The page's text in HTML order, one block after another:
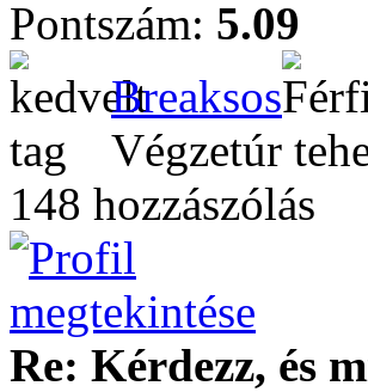
Pontszám: 5.09
Breaksos
Végzetúr
148 hozzászólás
Re: Kérdezz, és